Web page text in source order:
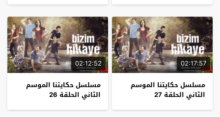
02:17:57
مسلسل حكايتنا الموسم
الثاني الحلقة 27
02:12:52
مسلسل حكايتنا الموسم
الثاني الحلقة 26